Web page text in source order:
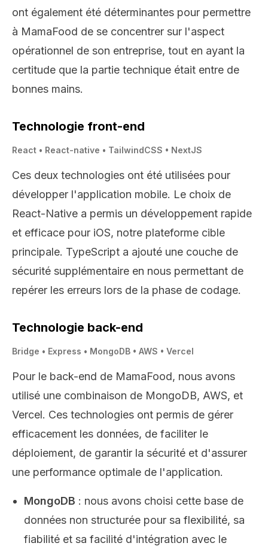
ont également été déterminantes pour permettre
à MamaFood de se concentrer sur l'aspect
opérationnel de son entreprise, tout en ayant la
certitude que la partie technique était entre de
bonnes mains.
Technologie front-end
React • React-native • TailwindCSS • NextJS
Ces deux technologies ont été utilisées pour
développer l'application mobile. Le choix de
React-Native a permis un développement rapide
et efficace pour iOS, notre plateforme cible
principale. TypeScript a ajouté une couche de
sécurité supplémentaire en nous permettant de
repérer les erreurs lors de la phase de codage.
Technologie back-end
Bridge • Express • MongoDB • AWS • Vercel
Pour le back-end de MamaFood, nous avons
utilisé une combinaison de MongoDB, AWS, et
Vercel. Ces technologies ont permis de gérer
efficacement les données, de faciliter le
déploiement, de garantir la sécurité et d'assurer
une performance optimale de l'application.
MongoDB : nous avons choisi cette base de
données non structurée pour sa flexibilité, sa
fiabilité et sa facilité d'intégration avec le